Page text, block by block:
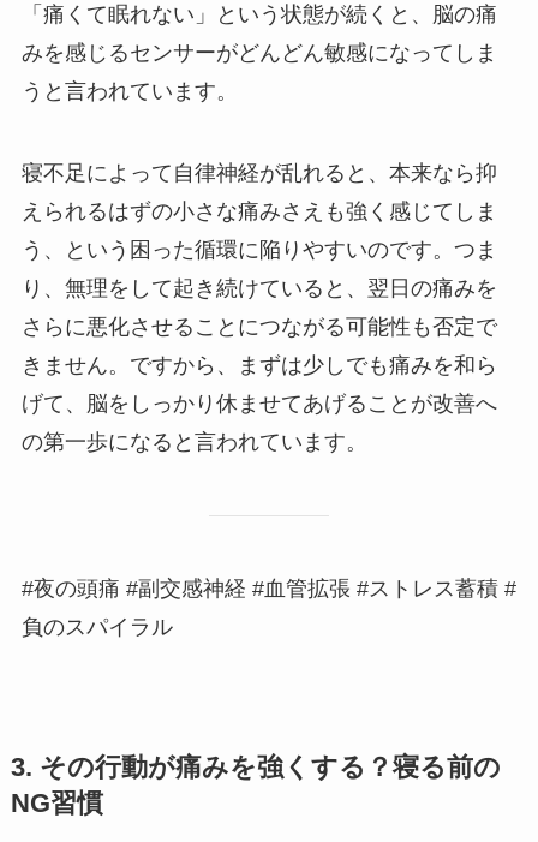
「痛くて眠れない」という状態が続くと、脳の痛
みを感じるセンサーがどんどん敏感になってしま
うと言われています。
寝不足によって自律神経が乱れると、本来なら抑
えられるはずの小さな痛みさえも強く感じてしま
う、という困った循環に陥りやすいのです。つま
り、無理をして起き続けていると、翌日の痛みを
さらに悪化させることにつながる可能性も否定で
きません。ですから、まずは少しでも痛みを和ら
げて、脳をしっかり休ませてあげることが改善へ
の第一歩になると言われています。
#夜の頭痛 #副交感神経 #血管拡張 #ストレス蓄積 #
負のスパイラル
3. その行動が痛みを強くする？寝る前の
NG習慣